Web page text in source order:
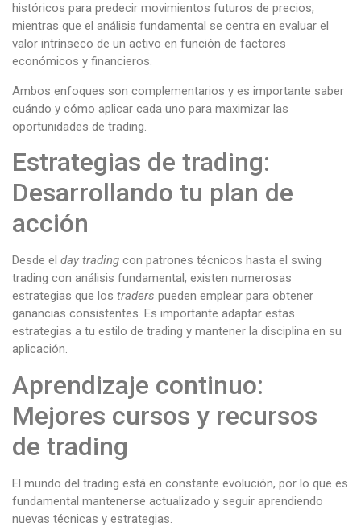
históricos para predecir movimientos futuros de precios,
mientras que el análisis fundamental se centra en evaluar el
valor intrínseco de un activo en función de factores
económicos y financieros.
Ambos enfoques son complementarios y es importante saber
cuándo y cómo aplicar cada uno para maximizar las
oportunidades de trading.
Estrategias de trading:
Desarrollando tu plan de
acción
Desde el day trading con patrones técnicos hasta el swing
trading con análisis fundamental, existen numerosas
estrategias que los traders pueden emplear para obtener
ganancias consistentes. Es importante adaptar estas
estrategias a tu estilo de trading y mantener la disciplina en su
aplicación.
Aprendizaje continuo:
Mejores cursos y recursos
de trading
El mundo del trading está en constante evolución, por lo que es
fundamental mantenerse actualizado y seguir aprendiendo
nuevas técnicas y estrategias.